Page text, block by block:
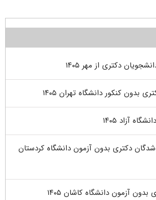
دکتری از مهر ۱۴۰۵
بدون کنکور دانشگاه تهران ۱۴۰۵
آزاد ۱۴۰۵
دکتری بدون آزمون دانشگاه کردستان
آزمون دانشگاه کاشان ۱۴۰۵